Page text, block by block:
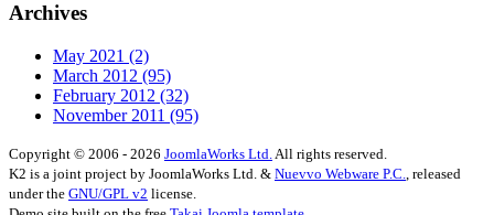
Archives
May 2021 (2)
March 2012 (95)
February 2012 (32)
November 2011 (95)
Copyright © 2006 - 2026 JoomlaWorks Ltd.All rights reserved.
K2 is a joint project by JoomlaWorks Ltd. & Nuevvo Webware P.C., released
under the GNU/GPL v2 license.